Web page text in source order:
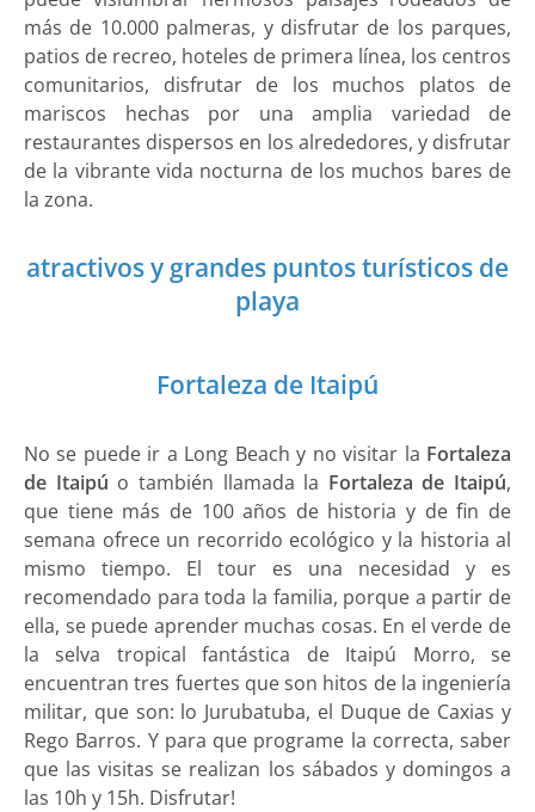
más de 10.000 palmeras, y disfrutar de los parques,
patios de recreo, hoteles de primera línea, los centros
comunitarios, disfrutar de los muchos platos de
mariscos hechas por una amplia variedad de
restaurantes dispersos en los alrededores, y disfrutar
de la vibrante vida nocturna de los muchos bares de
la zona.
atractivos y grandes puntos turísticos de
playa
Fortaleza de Itaipú
No se puede ir a Long Beach y no visitar la Fortaleza
de Itaipú o también llamada la Fortaleza de Itaipú,
que tiene más de 100 años de historia y de fin de
semana ofrece un recorrido ecológico y la historia al
mismo tiempo. El tour es una necesidad y es
recomendado para toda la familia, porque a partir de
ella, se puede aprender muchas cosas. En el verde de
la selva tropical fantástica de Itaipú Morro, se
encuentran tres fuertes que son hitos de la ingeniería
militar, que son: lo Jurubatuba, el Duque de Caxias y
Rego Barros. Y para que programe la correcta, saber
que las visitas se realizan los sábados y domingos a
las 10h y 15h. Disfrutar!